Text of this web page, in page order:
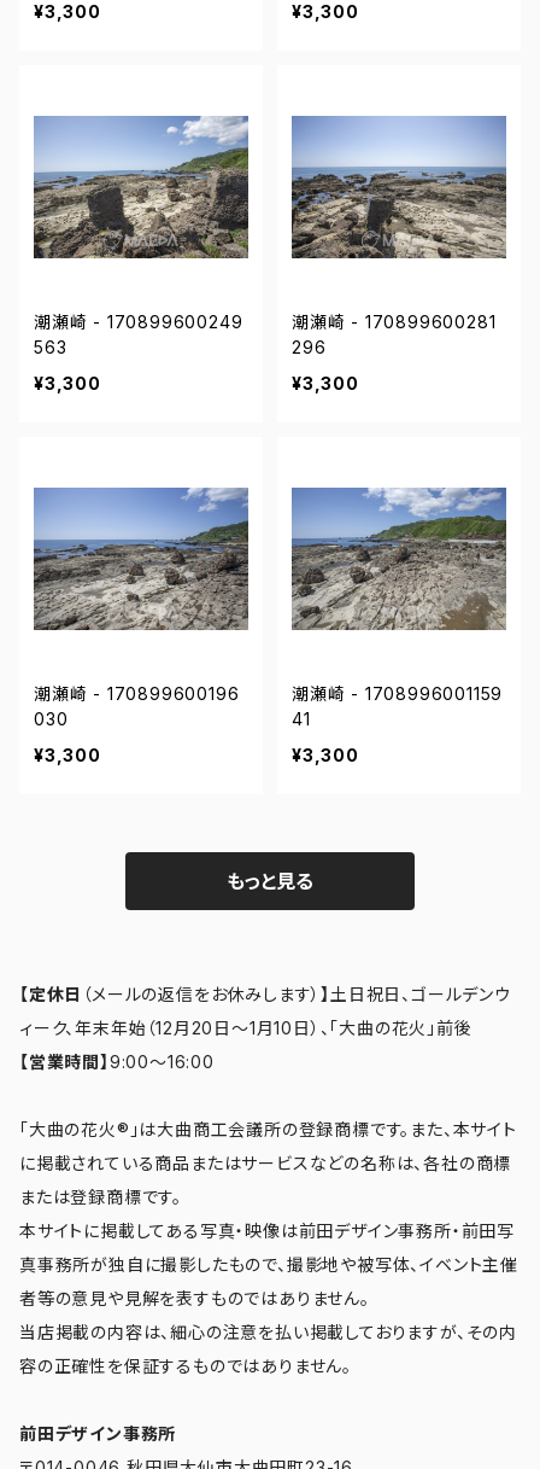
¥3,300
¥3,300
潮瀬崎 - 170899600249
563
¥3,300
潮瀬崎 - 170899600281
296
¥3,300
潮瀬崎 - 170899600196
030
¥3,300
潮瀬崎 - 1708996001159
41
¥3,300
もっと見る
【定休日 （メールの返信をお休みします）】 土日祝日、ゴールデンウ
ィーク、年末年始（12月20日～1月10日）、「大曲の花火」前後
【営業時間】 9:00～16:00
「大曲の花火®」は大曲商工会議所の登録商標です。また、本サイト
に掲載されている商品またはサービスなどの名称は、各社の商標
または登録商標です。
本サイトに掲載してある写真・映像は前田デザイン事務所・前田写
真事務所が独自に撮影したもので、撮影地や被写体、イベント主催
者等の意見や見解を表すものではありません。
当店掲載の内容は、細心の注意を払い掲載しておりますが、その内
容の正確性を保証するものではありません。
前田デザイン事務所